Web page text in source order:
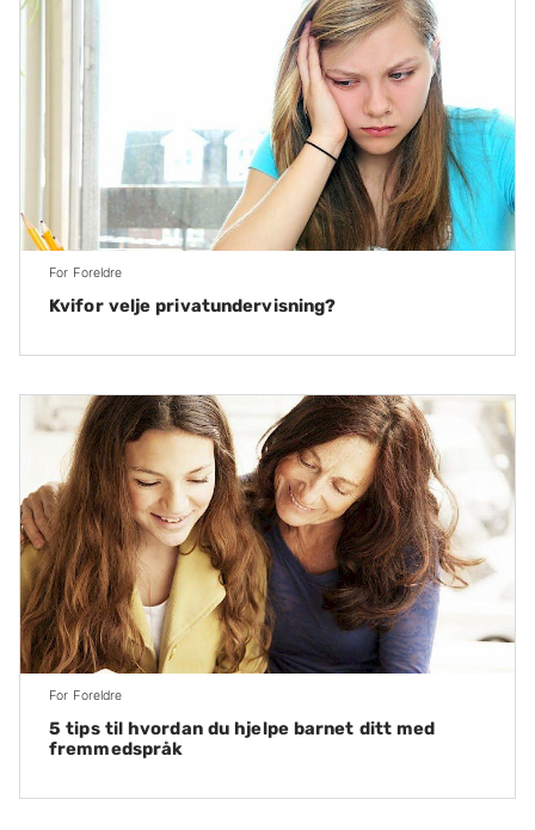
For Foreldre
Kvifor velje privatundervisning?
For Foreldre
5 tips til hvordan du hjelpe barnet ditt med
fremmedspråk